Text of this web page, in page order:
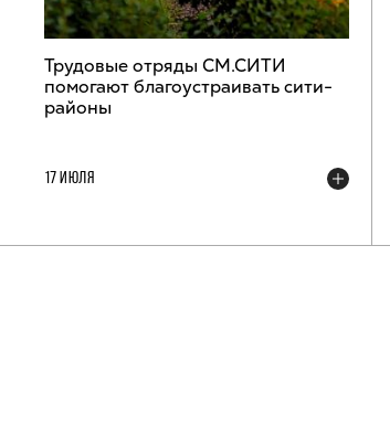
Трудовые отряды СМ.СИТИ
помогают благоустраивать сити-
районы
17 ИЮЛЯ